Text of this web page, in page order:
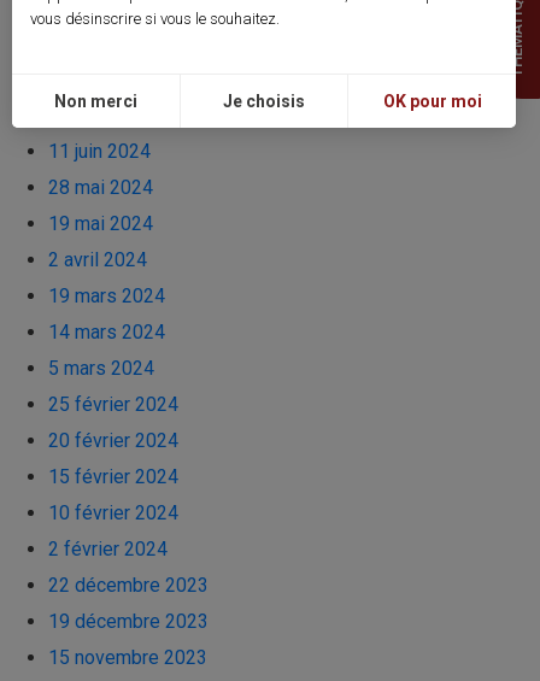
24 juin 2024
12 juin 2024
11 juin 2024
28 mai 2024
19 mai 2024
2 avril 2024
19 mars 2024
14 mars 2024
5 mars 2024
25 février 2024
20 février 2024
15 février 2024
10 février 2024
2 février 2024
22 décembre 2023
19 décembre 2023
15 novembre 2023
THEMATIQUES
vous désinscrire si vous le souhaitez.
Non merci Je choisis OK pour moi